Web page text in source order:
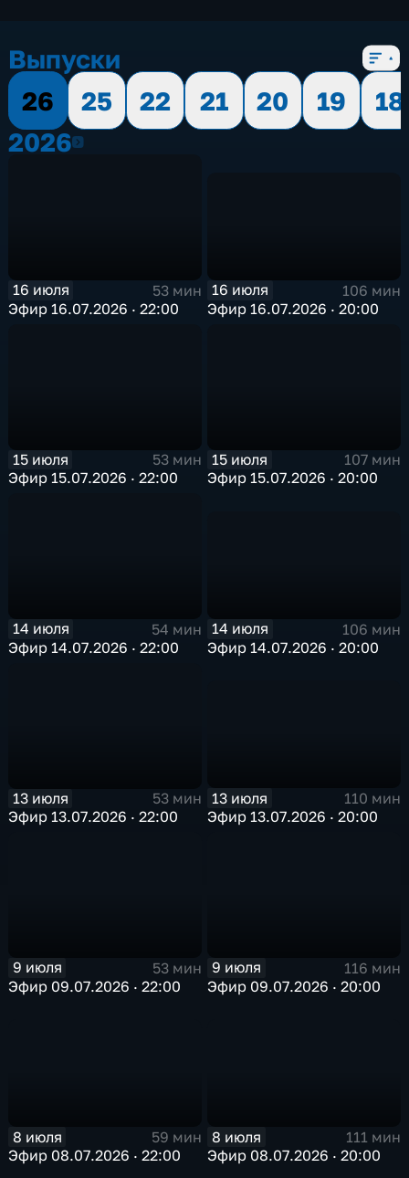
Выпуски
26
25 22 21 20 19
18
20262026
16 июля
53 мин
Эфир 16.07.2026 · 22:00
16 июля
106 мин
Эфир 16.07.2026 · 20:00
15 июля
53 мин
Эфир 15.07.2026 · 22:00
15 июля
107 мин
Эфир 15.07.2026 · 20:00
14 июля
54 мин
Эфир 14.07.2026 · 22:00
14 июля
106 мин
Эфир 14.07.2026 · 20:00
13 июля
53 мин
Эфир 13.07.2026 · 22:00
13 июля
110 мин
Эфир 13.07.2026 · 20:00
9 июля
53 мин
Эфир 09.07.2026 · 22:00
9 июля
116 мин
Эфир 09.07.2026 · 20:00
8 июля
59 мин
Эфир 08.07.2026 · 22:00
8 июля
111 мин
Эфир 08.07.2026 · 20:00